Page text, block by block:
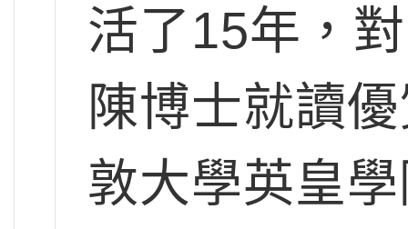
活了15年，
陳博士就讀
敦大學英皇